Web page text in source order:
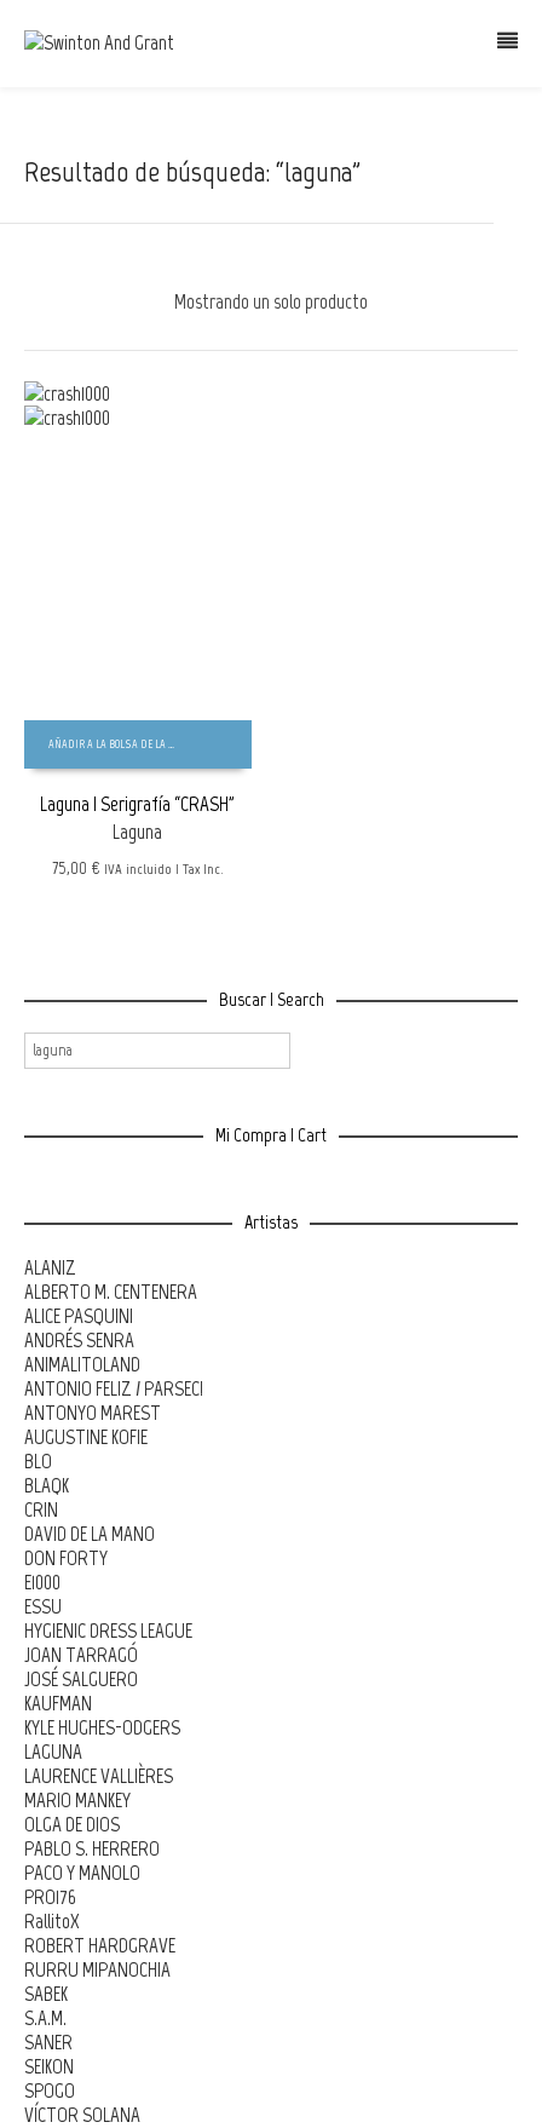
Resultado de búsqueda: “laguna”
Mostrando un solo producto
AÑADIR A LA BOLSA DE LA COMPRA
Laguna | Serigrafía “CRASH”
Laguna
75,00 € IVA incluido | Tax Inc.
Buscar | Search
Mi Compra | Cart
Artistas
ALANIZ
ALBERTO M. CENTENERA
ALICE PASQUINI
ANDRÉS SENRA
ANIMALITOLAND
ANTONIO FELIZ / PARSEC!
ANTONYO MAREST
AUGUSTINE KOFIE
BLO
BLAQK
CRIN
DAVID DE LA MANO
DON FORTY
E1000
ESSU
HYGIENIC DRESS LEAGUE
JOAN TARRAGÓ
JOSÉ SALGUERO
KAUFMAN
KYLE HUGHES-ODGERS
LAGUNA
LAURENCE VALLIÈRES
MARIO MANKEY
OLGA DE DIOS
PABLO S. HERRERO
PACO Y MANOLO
PRO176
RallitoX
ROBERT HARDGRAVE
RURRU MIPANOCHIA
SABEK
S.A.M.
SANER
SEIKON
SPOGO
VÍCTOR SOLANA